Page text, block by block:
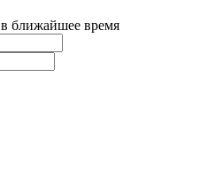
ближайшее время